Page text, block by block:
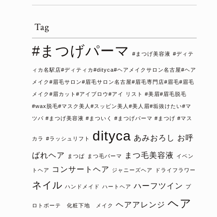
Tag
#まつげパーマ #まつげ美容液 #ディテ
ィカ名駅店#ディティカ#dityca#ヘアメイクサロン名古屋#ヘア
メイク#眉毛サロン#眉毛サロン名古屋#眉毛専門店#眉毛#眉毛
メイク#眉カット#アイブロウ#アイ リスト #美眉#眉毛脱毛
#wax脱毛#マスク美人#スッピン美人#美人眉#垢抜けたい#マ
ツパ #まつげ美容液 #まついく #まつげパーマ #まつげ #マス
カラ #ラッシュリフト dityca あみおろし お呼
ばれヘア
まつぱ まつ毛パーマ まつ毛美容液 イベン
トヘア コンサートヘア ジャニーズヘア ドライフラワー
ネイル ハンドメイド ハートヘア ハーフツイン プ
ロトボーテ 化粧下地 メイク ヘアアレンジ ヘア